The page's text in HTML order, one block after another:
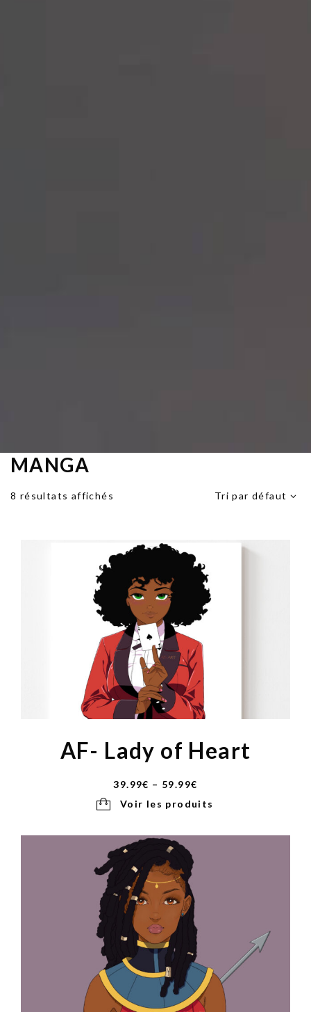
Skip
toMANGA
8 résultats affichés Tri par défaut
AF- Lady of Heart
39.99€ – 59.99€
Voir les produits